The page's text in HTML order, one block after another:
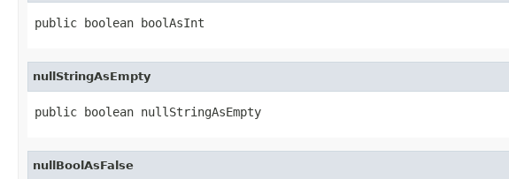
public boolean boolAsInt
nullStringAsEmpty
public boolean nullStringAsEmpty
nullBoolAsFalse